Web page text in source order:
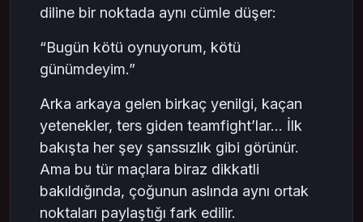
mas4games ile LoL Deneyimini Dengele
diline bir noktada aynı cümle düşer:
“Bugün kötü oynuyorum, kötü
günümdeyim.”
Arka arkaya gelen birkaç yenilgi, kaçan
yetenekler, ters giden teamfight’lar… İlk
bakışta her şey şanssızlık gibi görünür.
Ama bu tür maçlara biraz dikkatli
bakıldığında, çoğunun aslında aynı ortak
noktaları paylaştığı fark edilir.